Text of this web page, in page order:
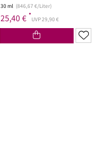
30 ml (846,67 €/Liter)
25,40 € *UVP 29,90 €